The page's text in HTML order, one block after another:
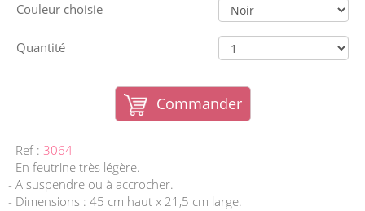
Couleur choisie
Quantité
Commander
- Ref : 3064
- En feutrine très légère.
- A suspendre ou à accrocher.
- Dimensions : 45 cm haut x 21,5 cm large.